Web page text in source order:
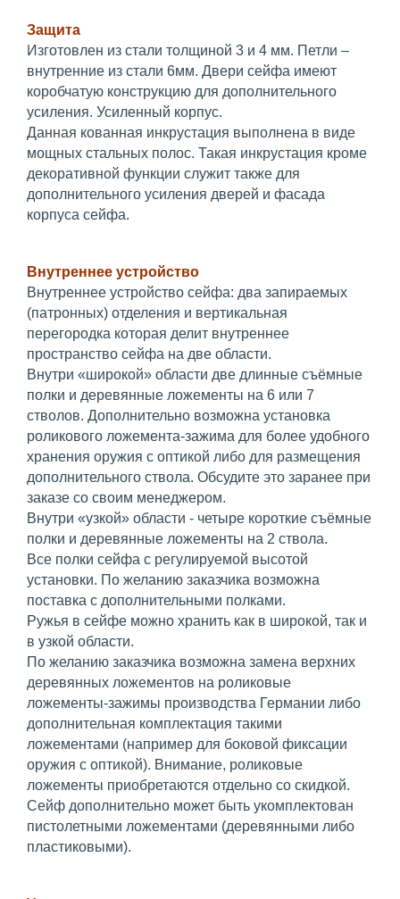
Защита
Изготовлен из стали толщиной 3 и 4 мм. Петли –
внутренние из стали 6мм. Двери сейфа имеют
коробчатую конструкцию для дополнительного
усиления. Усиленный корпус.
Данная кованная инкрустация выполнена в виде
мощных стальных полос. Такая инкрустация кроме
декоративной функции служит также для
дополнительного усиления дверей и фасада
корпуса сейфа.
Внутреннее устройство
Внутреннее устройство сейфа: два запираемых
(патронных) отделения и вертикальная
перегородка которая делит внутреннее
пространство сейфа на две области.
Внутри «широкой» области две длинные съёмные
полки и деревянные ложементы на 6 или 7
стволов. Дополнительно возможна установка
роликового ложемента-зажима для более удобного
хранения оружия с оптикой либо для размещения
дополнительного ствола. Обсудите это заранее при
заказе со своим менеджером.
Внутри «узкой» области - четыре короткие съёмные
полки и деревянные ложементы на 2 ствола.
Все полки сейфа с регулируемой высотой
установки. По желанию заказчика возможна
поставка с дополнительными полками.
Ружья в сейфе можно хранить как в широкой, так и
в узкой области.
По желанию заказчика возможна замена верхних
деревянных ложементов на роликовые
ложементы-зажимы производства Германии либо
дополнительная комплектация такими
ложементами (например для боковой фиксации
оружия с оптикой). Внимание, роликовые
ложементы приобретаются отдельно со скидкой.
Сейф дополнительно может быть укомплектован
пистолетными ложементами (деревянными либо
пластиковыми).